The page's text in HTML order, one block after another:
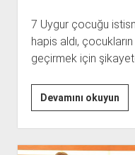
7 Uygur çocuğu
hapis aldı,
geçirmek için
Devamını okuyun
112